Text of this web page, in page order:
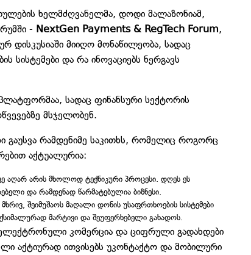
ხელმძღვანელმა, დოდი მალაზონიამ,
- NextGen Payments & RegTech Forum,
დისკუსიაში მიიღო მონაწილეობა, სადაც
და რა ინოვაციებს ნერგავს
სადაც ფინანსური სექტორის
მსჯელობენ.
გაუსვა რამდენიმე საკითხს, რომელიც როგორც
აქტუალურია:
აღარ არის მხოლოდ ტექნიკური პროცესი. დღეს ეს
და რამდენად წარმატებულია ბიზნესი.
შეიმუშაოს მაღალი დონის უსაფრთხოების სისტემები
მარტივი და შეუფერხებელი გახადოს.
ელექტრონული კომერცია და ციფრული გადახდები
აქტიურად ითვისებს უკონტაქტო და მობილური